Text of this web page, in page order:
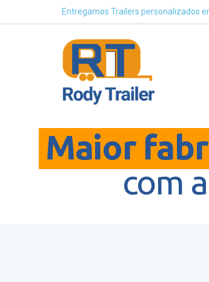
Entregamos Trailers personalizados
Maior
com